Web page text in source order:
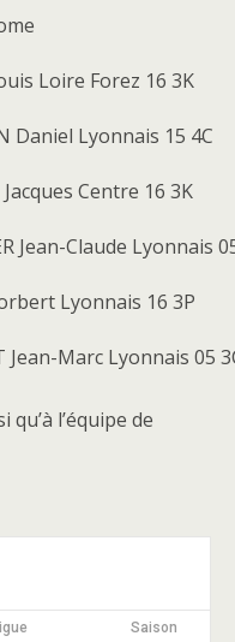
Loire Forez 16 3K
Daniel Lyonnais 15 4C
Centre 16 3K
Jean-Claude Lyonnais
Lyonnais 16 3P
Jean-Marc Lyonnais 05
l’équipe de
Saison